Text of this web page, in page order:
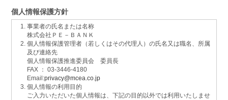
個人情報保護方針
事業者の氏名または名称
株式会社ＰＥ－ＢＡＮＫ
個人情報保護管理者（若しくはその代理人）の氏名又は職名、所属
及び連絡先
個人情報保護推進委員会 委員長
FAX ： 03-3446-4180
Email:privacy@mcea.co.jp
個人情報の利用目的
ご入力いただいた個人情報は、下記の目的以外では利用いたしませ